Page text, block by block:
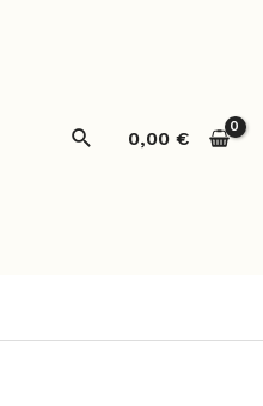
Paieška0,00 €